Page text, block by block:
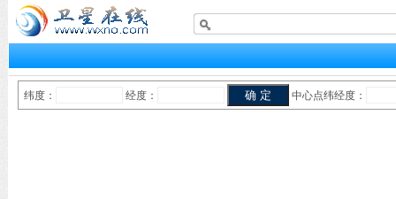
纬度： 经度： 中心点纬经度：